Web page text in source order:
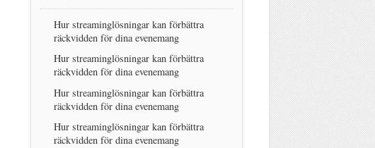
Hur streaminglösningar kan förbättra
räckvidden för dina evenemang
Hur streaminglösningar kan förbättra
räckvidden för dina evenemang
Hur streaminglösningar kan förbättra
räckvidden för dina evenemang
Hur streaminglösningar kan förbättra
räckvidden för dina evenemang